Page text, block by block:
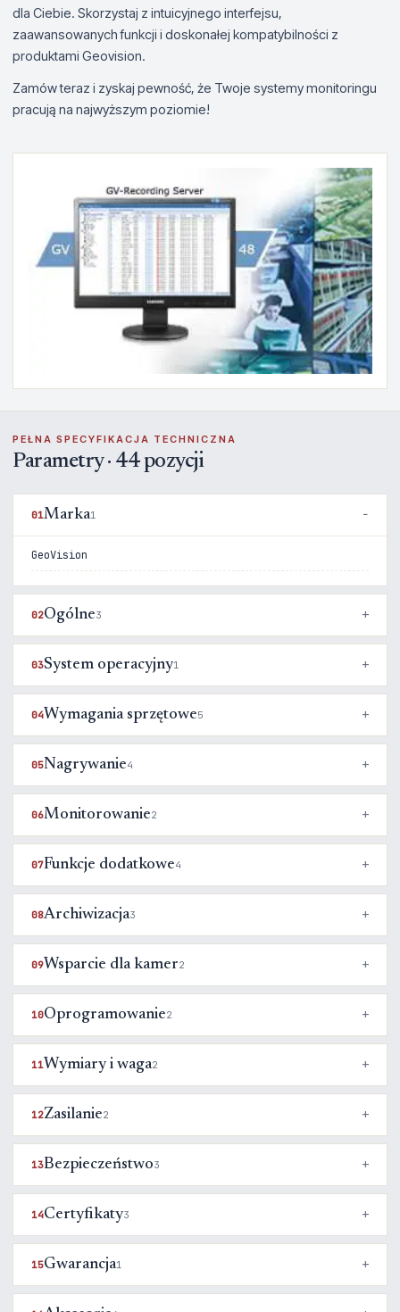
dla Ciebie. Skorzystaj z intuicyjnego interfejsu,
zaawansowanych funkcji i doskonałej kompatybilności z
produktami Geovision.
Zamów teraz i zyskaj pewność, że Twoje systemy monitoringu
pracują na najwyższym poziomie!
PEŁNA SPECYFIKACJA TECHNICZNA
Parametry · 44 pozycji
01Marka1
GeoVision
02Ogólne3
03System operacyjny1
04Wymagania sprzętowe5
05Nagrywanie4
06Monitorowanie2
07Funkcje dodatkowe4
08Archiwizacja3
09Wsparcie dla kamer2
10Oprogramowanie2
11Wymiary i waga2
12Zasilanie2
13Bezpieczeństwo3
14Certyfikaty3
15Gwarancja1